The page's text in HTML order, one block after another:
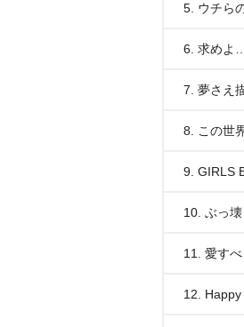
5. ウチら
6. 求めよ
7. 夢さえ
8. この世
9. GIRLS
10. ぶっ
11. 愛す
12.